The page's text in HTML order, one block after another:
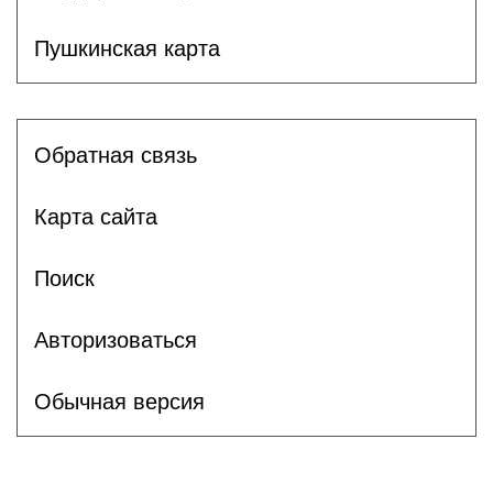
Пушкинская карта
Обратная связь
Карта сайта
Поиск
Авторизоваться
Обычная версия